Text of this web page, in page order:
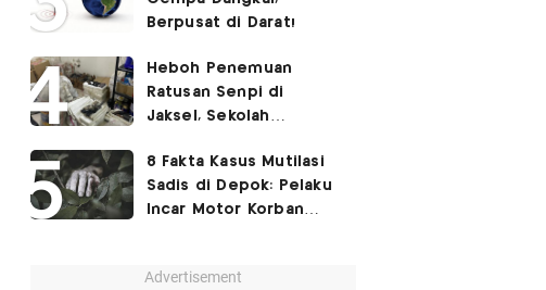
Berpusat di Darat!
Heboh Penemuan
Ratusan Senpi di
Jaksel, Sekolah
Kegiatan Eskul
Menembak
8 Fakta Kasus Mutilasi
Sadis di Depok: Pelaku
Incar Motor Korban
Advertisement